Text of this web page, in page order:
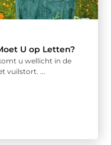
U op Letten?
u wellicht in de
vuilstort. ...